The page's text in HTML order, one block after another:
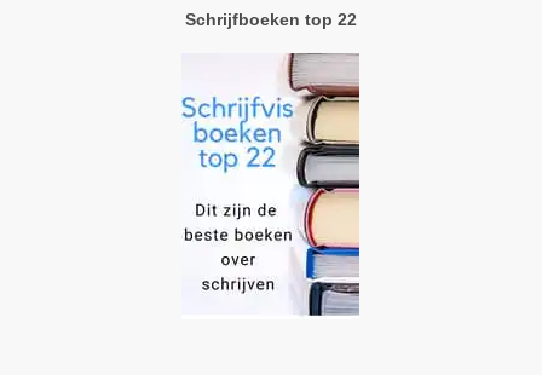
Schrijfboeken top 22